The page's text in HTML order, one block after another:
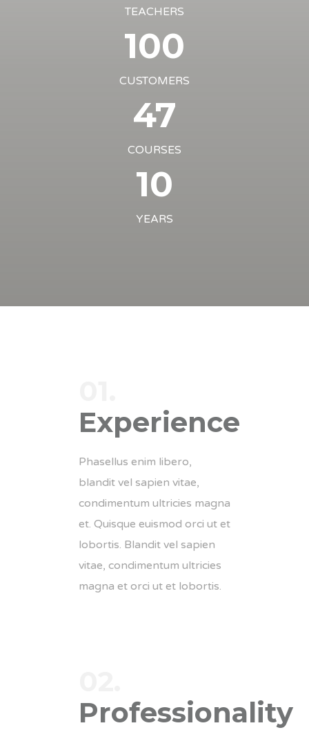
TEACHERS
100
CUSTOMERS
47
COURSES
10
YEARS
Experience
Phasellus enim libero,
blandit vel sapien vitae,
condimentum ultricies magna
et. Quisque euismod orci ut et
lobortis. Blandit vel sapien
vitae, condimentum ultricies
magna et orci ut et lobortis.
Professionality